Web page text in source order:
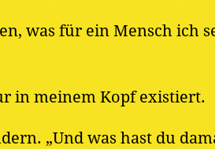
was für ein Mensch ich
in meinem Kopf existiert.
„Und was hast du